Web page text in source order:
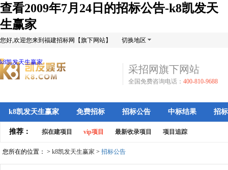
查看2009年7月24日的招标公告-k8凯发天
生赢家
您好,欢迎您来到福建招标网【旗下网站】 切换地区
k8凯发天生赢家
采招网旗下网站
全国免费咨询电话： 400-810-9688
k8凯发天生赢家 免费招标 招标公告 中标结果 招
推荐： 拟在建项目 vip项目 最新收录项目 项目追踪
您所在的位置： > k8凯发天生赢家 > 招标公告